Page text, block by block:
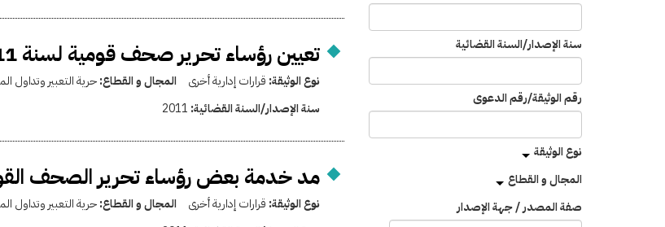
سنة الإصدار/السنة القضائية
رقم الوثيقة/رقم الدعوى
نوع الوثيقة
المجال و القطاع
صفة المصدر / جهة الإصدار
تعيين رؤساء تحرير صحف قومية لسنة 2011
نوع الوثيقة: قرارات إدارية أخرى المجال و القطاع:حرية التعبير وتداول
سنة الإصدار/السنة القضائية: 2011
مد خدمة بعض رؤساء تحرير الصحف
نوع الوثيقة: قرارات إدارية أخرى المجال و القطاع:حرية التعبير وتداول